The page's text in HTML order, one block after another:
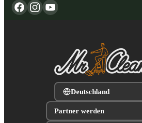
Deutschland
Partner werden